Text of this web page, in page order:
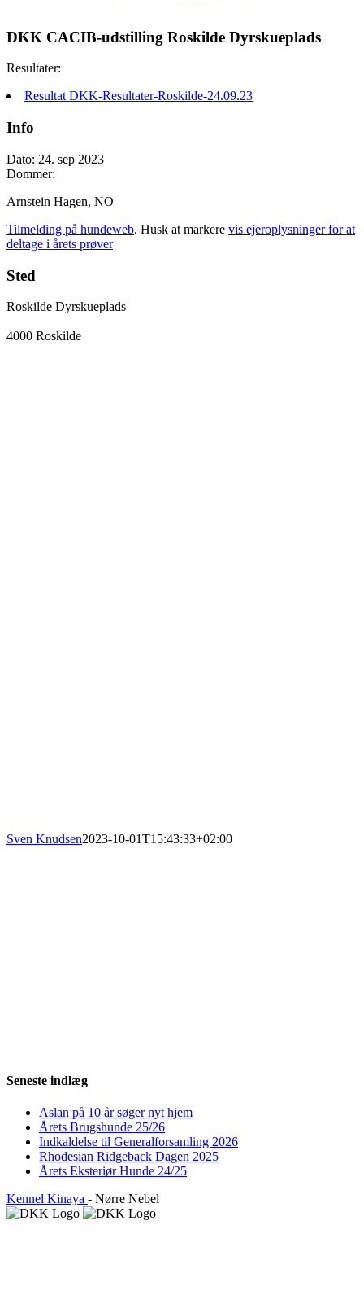
DKK CACIB-udstilling Roskilde Dyrskueplads
Resultater:
Resultat DKK-Resultater-Roskilde-24.09.23
Info
Dato: 24. sep 2023
Dommer:
Arnstein Hagen, NO
Tilmelding på hundeweb. Husk at markere vis ejeroplysninger for at
deltage i årets prøver
Sted
Roskilde Dyrskueplads
4000 Roskilde
Sven Knudsen2023-10-01T15:43:33+02:00
Seneste indlæg
Aslan på 10 år søger nyt hjem
Årets Brugshunde 25/26
Indkaldelse til Generalforsamling 2026
Rhodesian Ridgeback Dagen 2025
Årets Eksteriør Hunde 24/25
Kennel Kinaya - Nørre Nebel